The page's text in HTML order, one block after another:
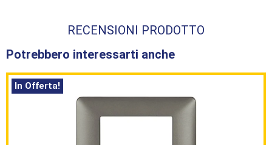
RECENSIONI PRODOTTO
Potrebbero interessarti anche
In Offerta!